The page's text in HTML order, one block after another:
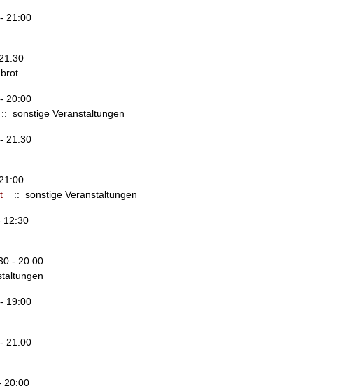
21:00
20:00
:: sonstige Veranstaltungen
21:30
:: sonstige Veranstaltungen
12:30
- 20:00
19:00
21:00
20:00